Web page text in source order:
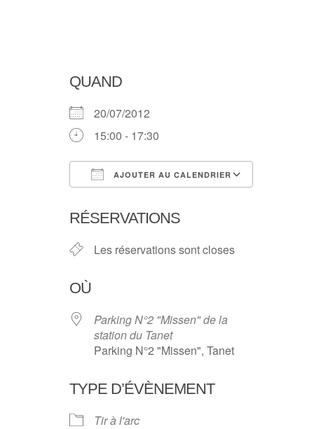
QUAND
20/07/2012
15:00 - 17:30
AJOUTER AU CALENDRIER
RÉSERVATIONS
Les réservations sont closes
OÙ
Parking N°2 "Missen" de la
station du Tanet
Parking N°2 "Missen", Tanet
TYPE D’ÉVÈNEMENT
Tir à l'arc